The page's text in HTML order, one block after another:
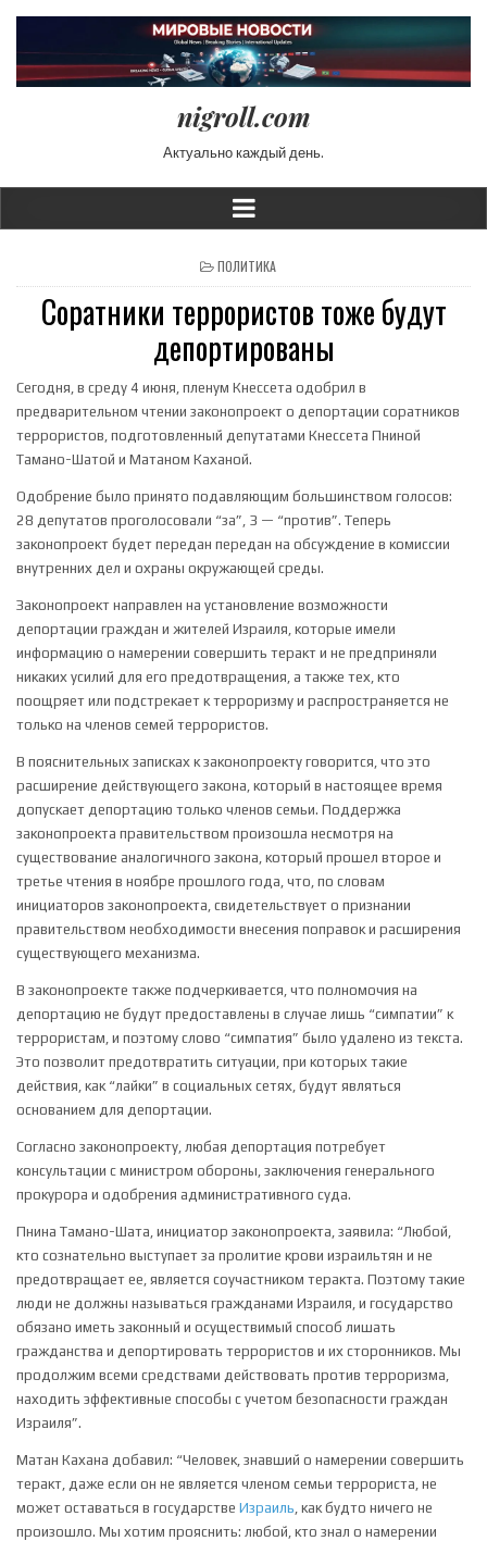
nigroll.com
Актуально каждый день.
POSTED IN
ПОЛИТИКА
Соратники террористов тоже будут
депортированы
Сегодня, в среду 4 июня, пленум Кнессета одобрил в
предварительном чтении законопроект о депортации соратников
террористов, подготовленный депутатами Кнессета Пниной
Тамано-Шатой и Матаном Каханой.
Одобрение было принято подавляющим большинством голосов:
28 депутатов проголосовали “за”, 3 — “против”. Теперь
законопроект будет передан передан на обсуждение в комиссии
внутренних дел и охраны окружающей среды.
Законопроект направлен на установление возможности
депортации граждан и жителей Израиля, которые имели
информацию о намерении совершить теракт и не предприняли
никаких усилий для его предотвращения, а также тех, кто
поощряет или подстрекает к терроризму и распространяется не
только на членов семей террористов.
В пояснительных записках к законопроекту говорится, что это
расширение действующего закона, который в настоящее время
допускает депортацию только членов семьи. Поддержка
законопроекта правительством произошла несмотря на
существование аналогичного закона, который прошел второе и
третье чтения в ноябре прошлого года, что, по словам
инициаторов законопроекта, свидетельствует о признании
правительством необходимости внесения поправок и расширения
существующего механизма.
В законопроекте также подчеркивается, что полномочия на
депортацию не будут предоставлены в случае лишь “симпатии” к
террористам, и поэтому слово “симпатия” было удалено из текста.
Это позволит предотвратить ситуации, при которых такие
действия, как “лайки” в социальных сетях, будут являться
основанием для депортации.
Согласно законопроекту, любая депортация потребует
консультации с министром обороны, заключения генерального
прокурора и одобрения административного суда.
Пнина Тамано-Шата, инициатор законопроекта, заявила: “Любой,
кто сознательно выступает за пролитие крови израильтян и не
предотвращает ее, является соучастником теракта. Поэтому такие
люди не должны называться гражданами Израиля, и государство
обязано иметь законный и осуществимый способ лишать
гражданства и депортировать террористов и их сторонников. Мы
продолжим всеми средствами действовать против терроризма,
находить эффективные способы с учетом безопасности граждан
Израиля”.
Матан Кахана добавил: “Человек, знавший о намерении совершить
теракт, даже если он не является членом семьи террориста, не
может оставаться в государстве Израиль, как будто ничего не
произошло. Мы хотим прояснить: любой, кто знал о намерении